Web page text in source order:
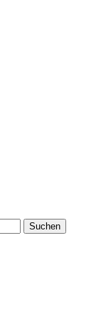
Suchen